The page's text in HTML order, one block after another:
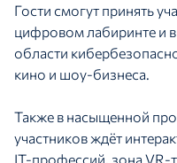
Гости смогут принять
цифровом лабиринте и
области
кино и шоу-бизнеса.
Также в насыщенной
участников ждёт
IT-профессий, зона VR-